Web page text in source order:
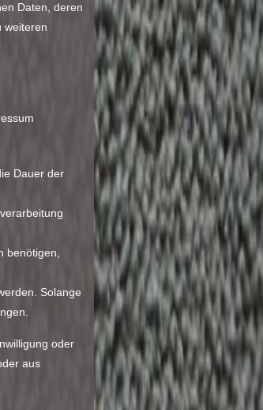
Daten, deren
weiteren
Dauer der
benötigen,
Solange
oder
aus